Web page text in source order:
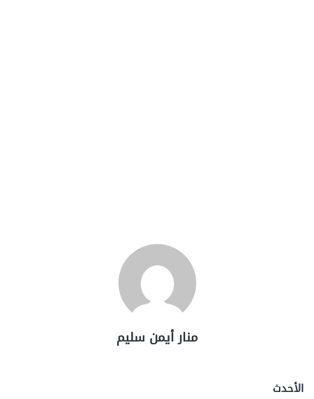
منار أيمن سليم
الأحدث